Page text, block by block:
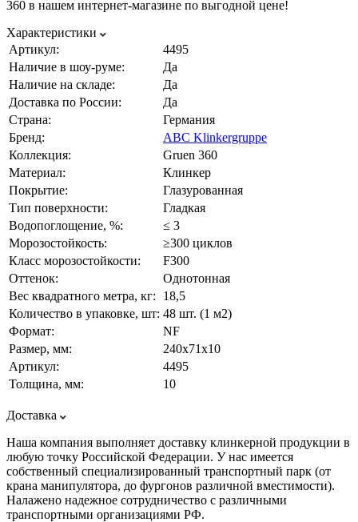
360 в нашем интернет-магазине по выгодной цене!
Характеристики
Артикул:
4495
Наличие в шоу-руме:
Да
Наличие на складе:
Да
Доставка по России:
Да
Страна:
Германия
Бренд:
ABC Klinkergruppe
Коллекция:
Gruen 360
Материал:
Клинкер
Покрытие:
Глазурованная
Тип поверхности:
Гладкая
Водопоглощение, %:
≤ 3
Морозостойкость:
≥300 циклов
Класс морозостойкости:
F300
Оттенок:
Однотонная
Вес квадратного метра, кг:
18,5
Количество в упаковке, шт: 48 шт. (1 м2)
Формат:
NF
Размер, мм:
240х71х10
Артикул:
4495
Толщина, мм:
10
Доставка
Наша компания выполняет доставку клинкерной продукции в
любую точку Российской Федерации. У нас имеется
собственный специализированный транспортный парк (от
крана манипулятора, до фургонов различной вместимости).
Налажено надежное сотрудничество с различными
транспортными организациями РФ.